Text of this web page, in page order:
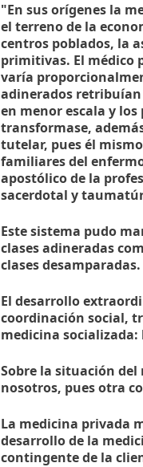
"En sus orígenes la
el terreno de la
centros poblados, la
primitivas. El médico
varía
adinerados retribuían
en menor escala y
transformase,
tutelar, pues él
familiares del
apostólico de la
sacerdotal y
Este sistema pudo
clases adineradas
clases desamparadas.
El desarrollo
coordinación social,
medicina socializada:
Sobre la situación
nosotros, pues otra
La medicina privada
desarrollo de la
contingente de la